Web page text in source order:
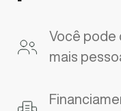
Você pode
mais